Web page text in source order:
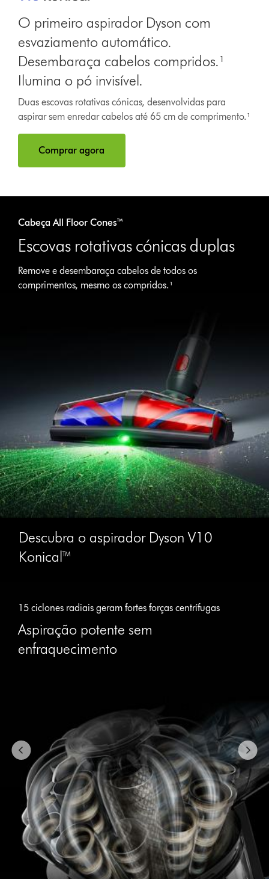
O primeiro aspirador Dyson com
esvaziamento automático.
Desembaraça cabelos compridos.¹
Ilumina o pó invisível.
Duas escovas rotativas cónicas, desenvolvidas para
aspirar sem enredar cabelos até 65 cm de comprimento.¹
Comprar agora
Cabeça All Floor Cones™
Escovas rotativas cónicas duplas
Remove e desembaraça cabelos de todos os
comprimentos, mesmo os compridos.¹
Descubra o aspirador Dyson V10
Konical™
15 ciclones radiais geram fortes forças centrífugas
Aspiração potente sem
enfraquecimento